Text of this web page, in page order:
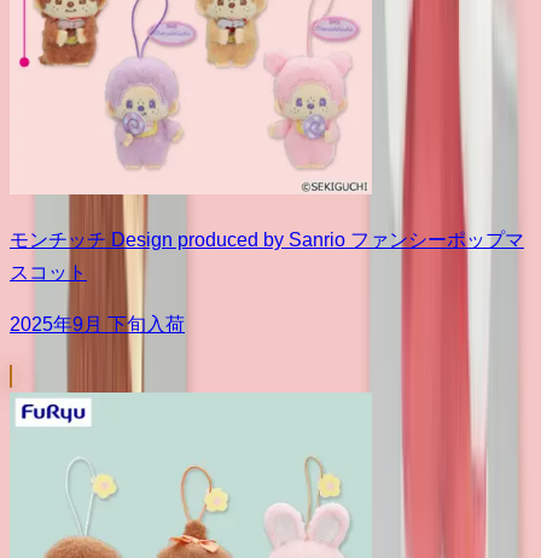
モンチッチ Design produced by Sanrio ファンシーポップマ
スコット
2025年9月 下旬入荷